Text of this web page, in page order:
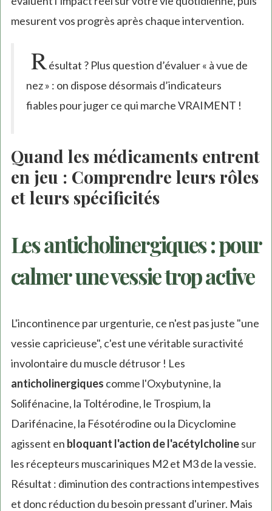
mesurent vos progrès après chaque intervention.
R ésultat ? Plus question d’évaluer « à vue de
nez » : on dispose désormais d’indicateurs
fiables pour juger ce qui marche VRAIMENT !
Quand les médicaments entrent
en jeu : Comprendre leurs rôles
et leurs spécificités
Les anticholinergiques : pour
calmer une vessie trop active
L'incontinence par urgenturie, ce n'est pas juste "une
vessie capricieuse", c'est une véritable suractivité
involontaire du muscle détrusor ! Les
anticholinergiques comme l'Oxybutynine, la
Solifénacine, la Toltérodine, le Trospium, la
Darifénacine, la Fésotérodine ou la Dicyclomine
agissent en bloquant l'action de l'acétylcholinesur
les récepteurs muscariniques M2 et M3 de la vessie.
Résultat : diminution des contractions intempestives
et donc réduction du besoin pressant d'uriner. Mais